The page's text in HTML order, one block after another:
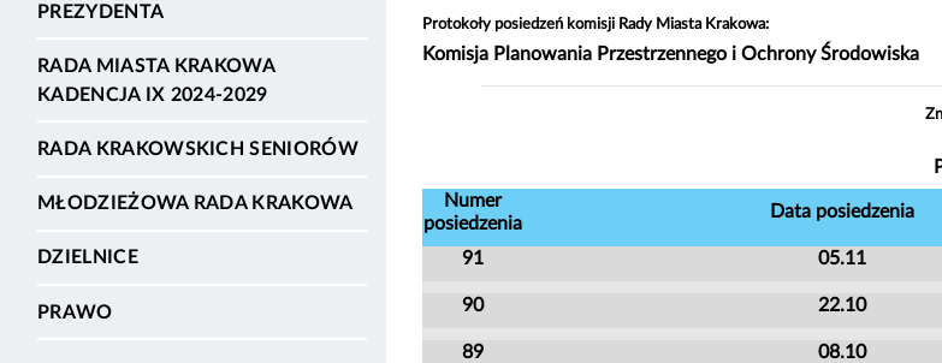
PREZYDENTA
RADA MIASTA KRAKOWA
KADENCJA IX 2024-2029
RADA KRAKOWSKICH SENIORÓW
MŁODZIEŻOWA RADA KRAKOWA
DZIELNICE
PRAWO
Protokoły posiedzeń komisji Rady Miasta Krakowa:
Komisja Planowania Przestrzennego i Ochrony Środowiska
Numer
posiedzenia
Data posiedzenia
91 05.11
90 22.10
89 08.10